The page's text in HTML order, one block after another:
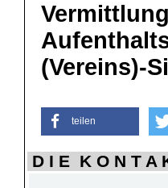
(Vereins)-
teilen
D I E K O N T A